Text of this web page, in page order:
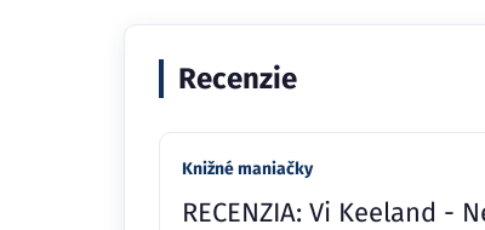
Recenzie
Knižné maniačky
RECENZIA: Vi Keeland -